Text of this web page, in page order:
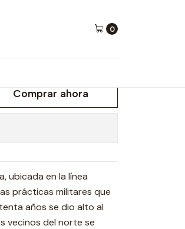
0
Comprar ahora
ubicada en la línea
prácticas militares que
años se dio alto al
vecinos del norte se